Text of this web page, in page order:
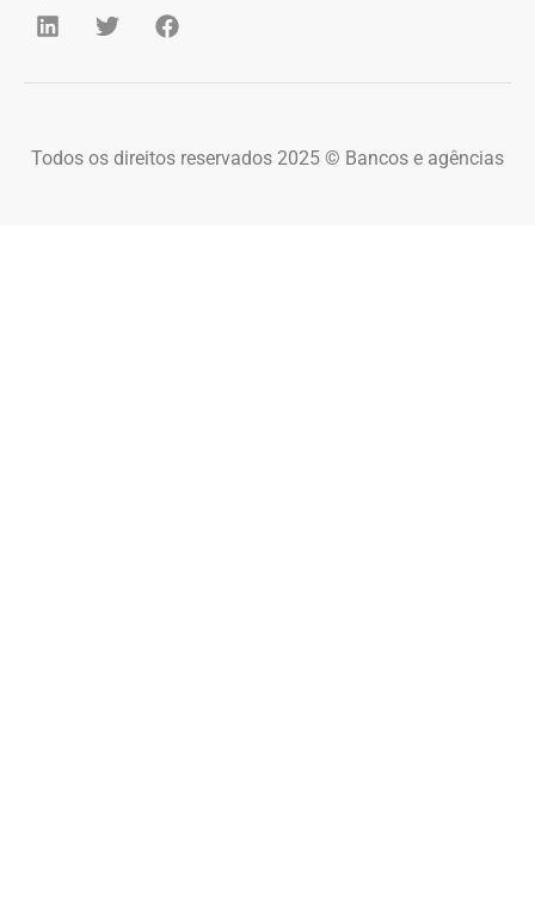
Todos os direitos reservados 2025 © Bancos e agências